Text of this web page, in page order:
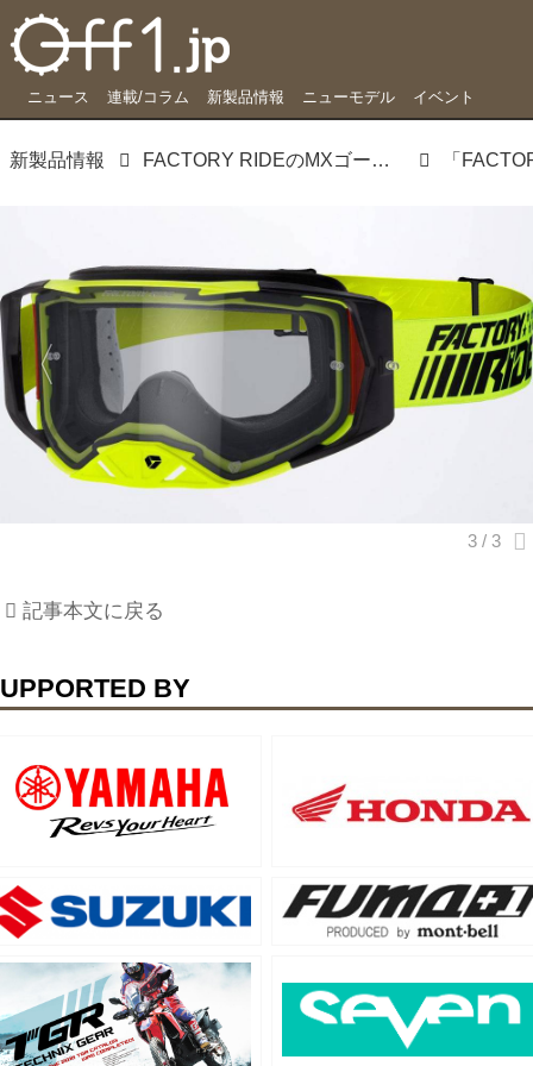
ニュース 連載/コラム 新製品情報 ニューモデル イベント
新製品情報 FACTORY RIDEのMXゴーグルが日本初上陸
記事本文に戻る
BY